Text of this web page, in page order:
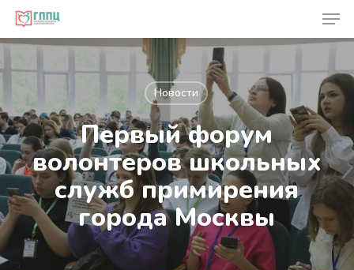
Skip
main
content
Новости
Первый форум
волонтеров школьных
служб примирения
города Москвы
Close
Menu